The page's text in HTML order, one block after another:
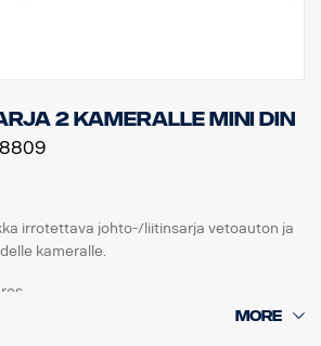
2 kameralle MINI DIN
irrotettava johto-/liitinsarja vetoauton ja
kameralle.